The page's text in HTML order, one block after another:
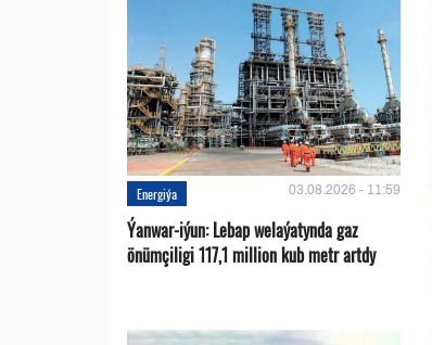
Energiýa 03.08.2026 - 11:59
Ýanwar-iýun: Lebap welaýatynda gaz
önümçiligi 117,1 million kub metr artdy